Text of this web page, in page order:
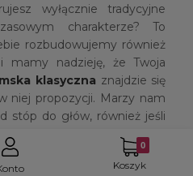
Koszyk
wyłącznie tradycyjne
charakterze? To
rozbudowujemy również
mamy nadzieję, że Twoja
klasyczna znajdzie się
niej propozycji. Marzy nam
stóp do głów, również jeśli
najlepszej dostępnej wersji.
Ci jak proste, przyjemne i
zakupy.